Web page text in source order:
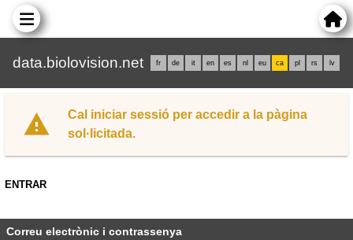
data.biolovision.net fr de it en es nl eu ca pl rs lv
Cal iniciar sessió per accedir a la pàgina
sol·licitada.
ENTRAR
Correu electrònic i contrassenya